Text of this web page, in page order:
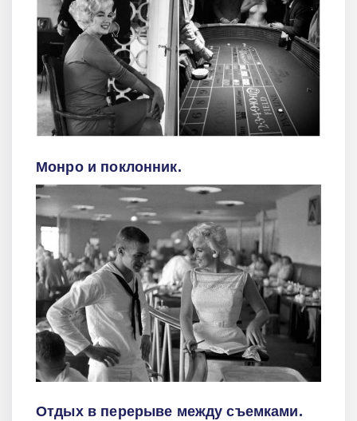
Монро и поклонник.
Отдых в перерыве между съемками.